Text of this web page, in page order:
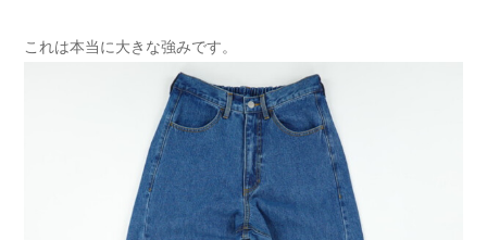
これは本当に大きな強みです。